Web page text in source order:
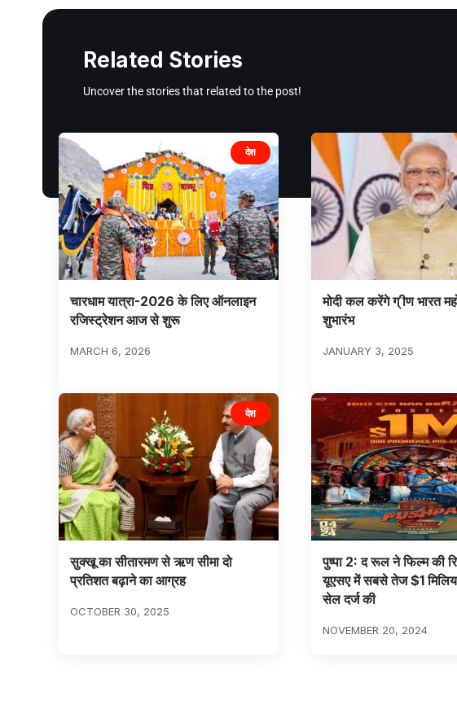
Related Stories
Uncover the stories that related to the post!
देश
चारधाम यात्रा-2026 के लिए ऑनलाइन
रजिस्ट्रेशन आज से शुरू
MARCH 6, 2026
मोदी कल करेंगे ग् ीण भारत
शुभारंभ
JANUARY 3, 2025
देश
सुक्खू का सीतारमण से ऋण सीमा दो
प्रतिशत बढ़ाने का आग्रह
OCTOBER 30, 2025
पुष्पा 2: द रूल ने फिल्म की
यूएसए में सबसे तेज $1
सेल दर्ज की
NOVEMBER 20, 2024